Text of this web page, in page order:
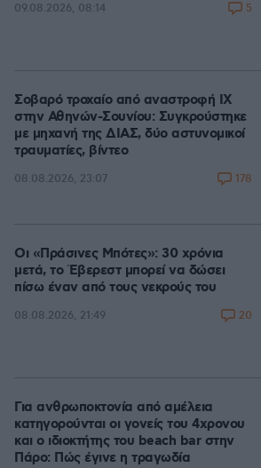
09.08.2026, 08:14 5
Σοβαρό τροχαίο από αναστροφή ΙΧ
στην Αθηνών-Σουνίου: Συγκρούστηκε
με μηχανή της ΔΙΑΣ, δύο αστυνομικοί
τραυματίες, βίντεο
08.08.2026, 23:07 178
Οι «Πράσινες Μπότες»: 30 χρόνια
μετά, το Έβερεστ μπορεί να δώσει
πίσω έναν από τους νεκρούς του
08.08.2026, 21:49 20
Για ανθρωποκτονία από αμέλεια
κατηγορούνται οι γονείς του 4χρονου
και ο ιδιοκτήτης του beach bar στην
Πάρο: Πώς έγινε η τραγωδία